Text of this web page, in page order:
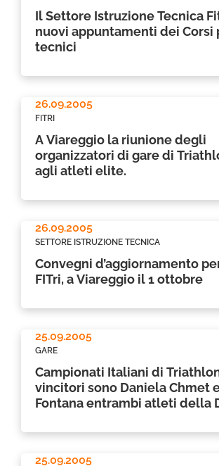
Il Settore Istruzione Tecnica Fitri e tutti i
nuovi appuntamenti dei Corsi
tecnici
26.09.2005
FITRI
A Viareggio la riunione degli
organizzatori di gare di
agli atleti elite.
26.09.2005
SETTORE ISTRUZIONE TECNICA
Convegni d’aggiornamento
FITri, a Viareggio il 1 ottobre
25.09.2005
GARE
Campionati Italiani di
vincitori sono Daniela Chmet
Fontana entrambi atleti della
25.09.2005